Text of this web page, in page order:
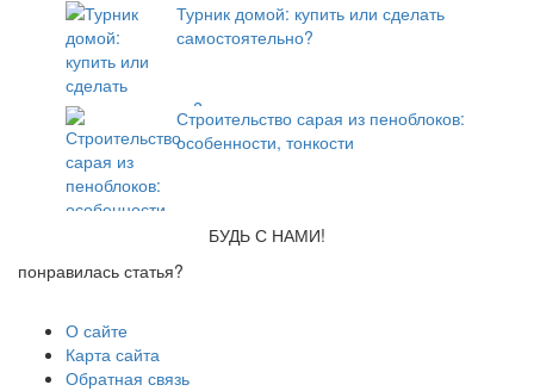
Турник домой: купить или сделать
самостоятельно?
Строительство сарая из пеноблоков:
особенности, тонкости
БУДЬ С НАМИ!
понравилась статья?
О сайте
Карта сайта
Обратная связь